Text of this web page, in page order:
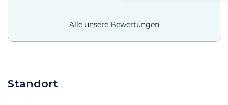
Alle unsere Bewertungen
Standort